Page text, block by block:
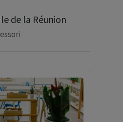
de la Réunion